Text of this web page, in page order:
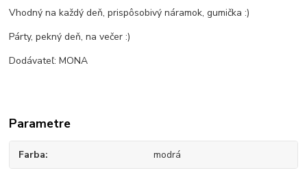
Vhodný na každý deň, prispôsobivý náramok, gumička :)
Párty, pekný deň, na večer :)
Dodávateľ: MONA
Parametre
Farba modrá